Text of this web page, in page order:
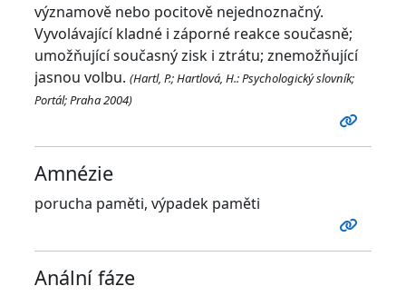
významově nebo pocitově nejednoznačný.
Vyvolávající kladné i záporné reakce současně;
umožňující současný zisk i ztrátu; znemožňující
jasnou volbu. (Hartl, P.; Hartlová, H.: Psychologický slovník;
Portál; Praha 2004)
Amnézie
porucha paměti, výpadek paměti
Anální fáze